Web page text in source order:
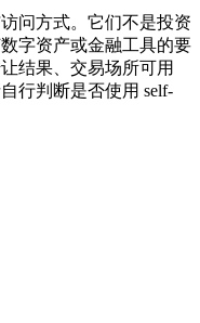
问方式。它们不是投资
字资产或金融工具的要
结果、交易场所可用
行判断是否使用 self-